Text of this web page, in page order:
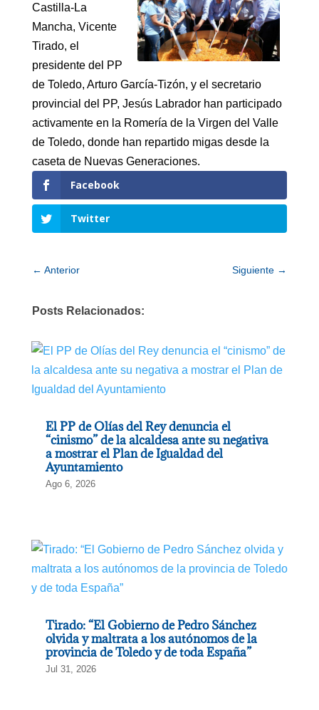
Castilla-La
Mancha, Vicente
Tirado, el
presidente del PP
de Toledo, Arturo García-Tizón, y el secretario
provincial del PP, Jesús Labrador han participado
activamente en la Romería de la Virgen del Valle
de Toledo, donde han repartido migas desde la
caseta de Nuevas Generaciones.
Facebook
Twitter
← Anterior Siguiente →
Posts Relacionados:
El PP de Olías del Rey denuncia el
“cinismo” de la alcaldesa ante su negativa
a mostrar el Plan de Igualdad del
Ayuntamiento
Ago 6, 2026
Tirado: “El Gobierno de Pedro Sánchez
olvida y maltrata a los autónomos de la
provincia de Toledo y de toda España”
Jul 31, 2026